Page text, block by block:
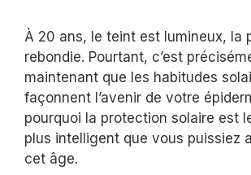
À 20 ans, le teint est lumineux, la
rebondie. Pourtant, c’est
maintenant que les habitudes
façonnent l’avenir de votre
pourquoi la protection solaire est
plus intelligent que vous puissiez
cet âge.